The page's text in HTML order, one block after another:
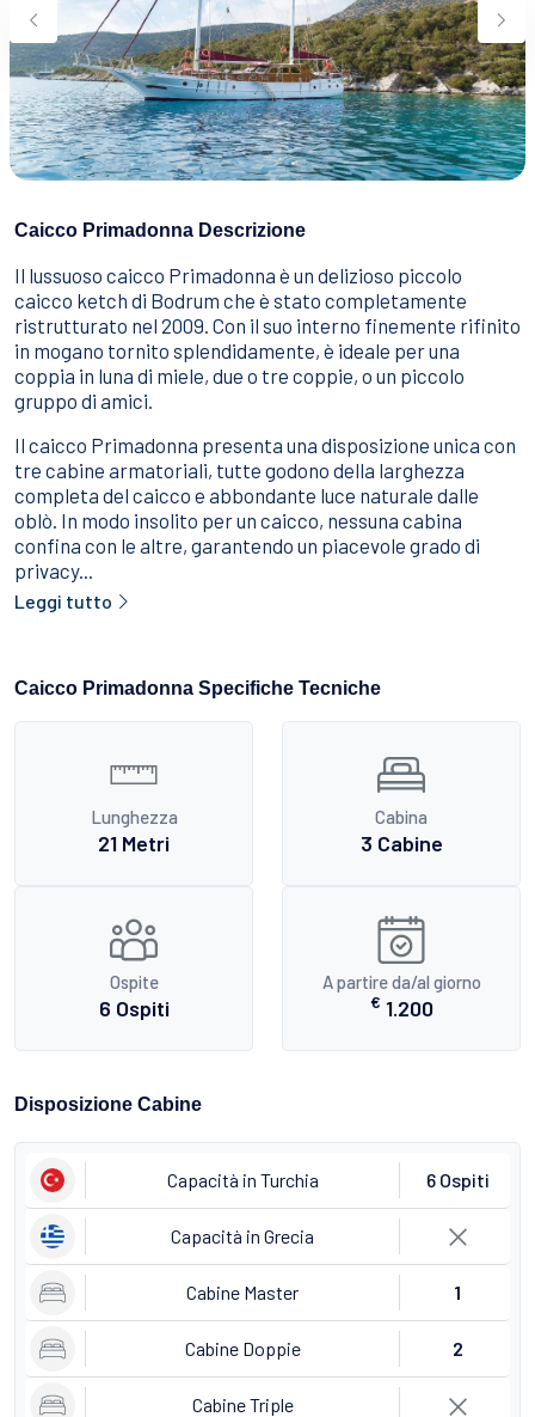
Cibo E Bevande
Come Prenotare
Termini e Condizioni
Contattaci
Caicco Primadonna Descrizione
Il lussuoso caicco Primadonna è un delizioso piccolo
caicco ketch di Bodrum che è stato completamente
ristrutturato nel 2009. Con il suo interno finemente rifinito
in mogano tornito splendidamente, è ideale per una
coppia in luna di miele, due o tre coppie, o un piccolo
gruppo di amici.
Il caicco Primadonna presenta una disposizione unica con
tre cabine armatoriali, tutte godono della larghezza
completa del caicco e abbondante luce naturale dalle
oblò. In modo insolito per un caicco, nessuna cabina
confina con le altre, garantendo un piacevole grado di
privacy...
Leggi tutto
Caicco Primadonna Specifiche Tecniche
Lunghezza
21 Metri
Cabina
3 Cabine
Ospite
6 Ospiti
A partire da/al giorno
€ 1.200
Disposizione Cabine
Capacità in Turchia 6 Ospiti
Capacità in Grecia
Cabine Master 1
Cabine Doppie 2
Cabine Triple